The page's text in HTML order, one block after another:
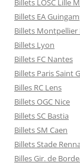
Billets LOSC Lille
Billets EA
Billets Montpellier
Billets Lyon
Billets FC Nantes
Billets Paris Saint
Billes RC Lens
Billets OGC Nice
Billets SC Bastia
Billets SM Caen
Billets Stade
Billes Gir. de